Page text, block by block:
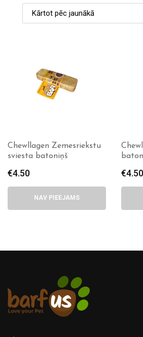
Chewllagen Zemesriekstu
sviesta batoniņš
€4.50
NAV PIEEJAMS
€4.50